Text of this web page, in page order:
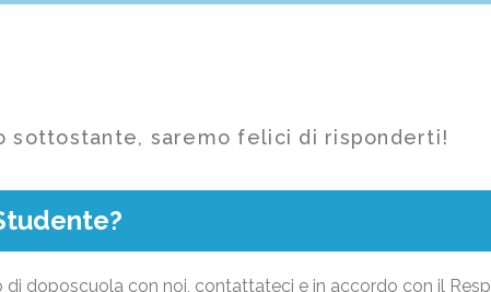
sottostante, saremo felici di risponderti!
doposcuola con noi, contattateci e in accordo con il